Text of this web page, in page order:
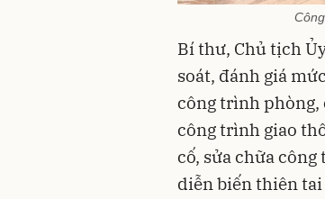
Bí thư, Chủ tịch
soát, đánh giá
công trình phòng,
công trình giao
cố, sửa chữa
diễn biến thiên